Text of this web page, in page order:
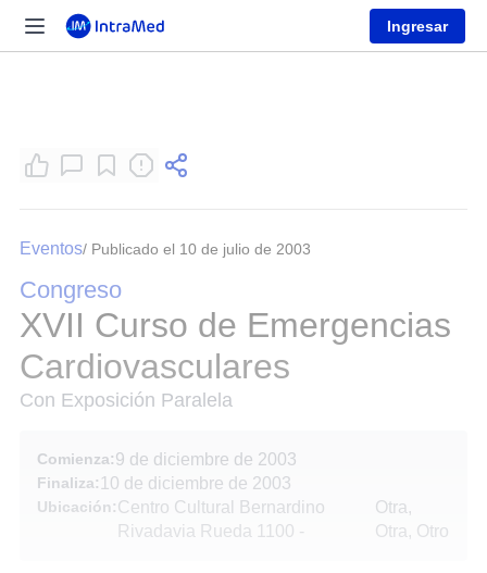
Ingresar
Eventos/ Publicado el 10 de julio de 2003
Congreso
XVII Curso de Emergencias
Cardiovasculares
Con Exposición Paralela
Comienza:9 de diciembre de 2003
Finaliza: 10 de diciembre de 2003
Ubicación:Centro Cultural Bernardino
Rivadavia Rueda 1100 -
Otra,
Otra, Otro